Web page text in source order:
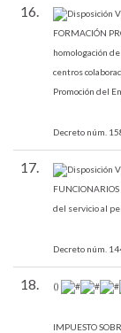
16.
FORMACIÓN
homologación
centros
Promoción del
Decreto núm.
17.
del servicio al
Decreto núm.
18. ()
IMPUESTO